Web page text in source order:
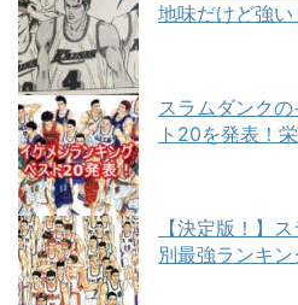
地味だけど強い
スラムダンク
ト20を発表！
【決定版！】
別最強ランキン